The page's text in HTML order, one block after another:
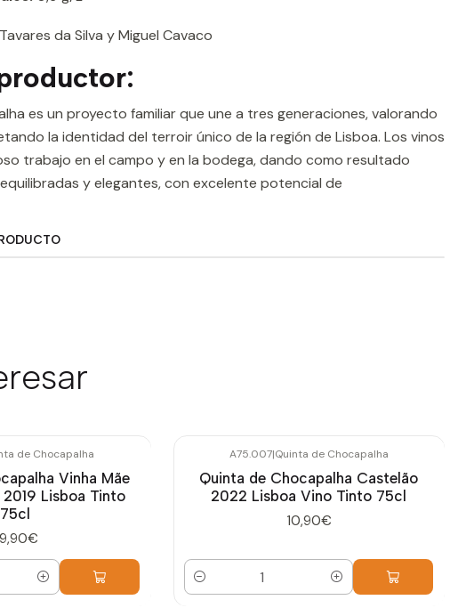
da Silva y Miguel Cavaco
es un proyecto familiar que une a tres generaciones, valorando
la identidad del terroir único de la región de Lisboa. Los vinos
trabajo en el campo y en la bodega, dando como resultado
y elegantes, con excelente potencial de
de Chocapalha
Vinha Mãe
Lisboa Tinto
75cl
A75.007|Quinta de Chocapalha
Quinta de Chocapalha Castelão
2022 Lisboa Vino Tinto 75cl
10,90€
Cantidad